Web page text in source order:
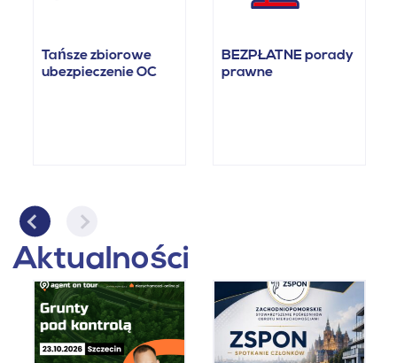
Tańsze zbiorowe
ubezpieczenie OC
BEZPŁATNE porady
prawne
Aktualności